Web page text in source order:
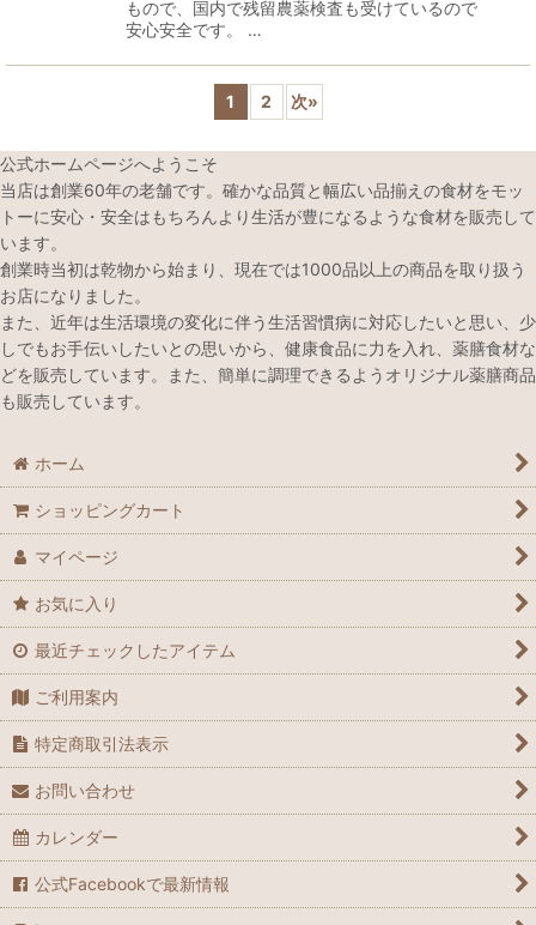
もので、国内で残留農薬検査も受けているので
安心安全です。 …
1 2 次»
公式ホームページへようこそ
当店は創業60年の老舗です。確かな品質と幅広い品揃えの食材をモッ
トーに安心・安全はもちろんより生活が豊になるような食材を販売して
います。
創業時当初は乾物から始まり、現在では1000品以上の商品を取り扱う
お店になりました。
また、近年は生活環境の変化に伴う生活習慣病に対応したいと思い、少
しでもお手伝いしたいとの思いから、健康食品に力を入れ、薬膳食材な
どを販売しています。また、簡単に調理できるようオリジナル薬膳商品
も販売しています。
ホーム
ショッピングカート
マイページ
お気に入り
最近チェックしたアイテム
ご利用案内
特定商取引法表示
お問い合わせ
カレンダー
公式Facebookで最新情報